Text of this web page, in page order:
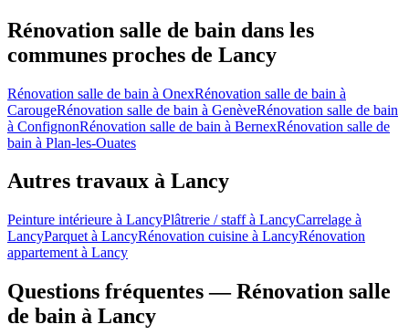
Rénovation salle de bain dans les
communes proches de Lancy
Rénovation salle de bain à OnexRénovation salle de bain à
CarougeRénovation salle de bain à GenèveRénovation salle de bain
à ConfignonRénovation salle de bain à BernexRénovation salle de
bain à Plan-les-Ouates
Autres travaux à Lancy
Peinture intérieure à LancyPlâtrerie / staff à LancyCarrelage à
LancyParquet à LancyRénovation cuisine à LancyRénovation
appartement à Lancy
Questions fréquentes — Rénovation salle
de bain à Lancy